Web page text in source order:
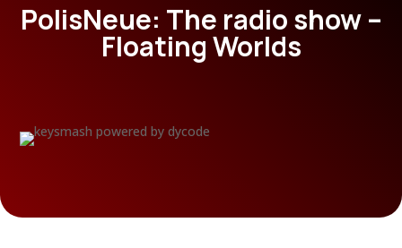
PolisNeue: The radio show –
Floating Worlds